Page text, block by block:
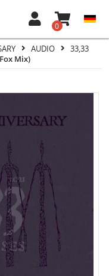
0
AUDIO
33,33
Mix)